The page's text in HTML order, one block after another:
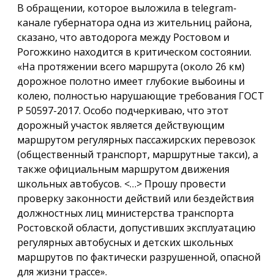
В обращении, которое выложила в telegram-
канале губернатора одна из жительниц района,
сказано, что автодорога между Ростовом и
Рогожкино находится в критическом состоянии.
«На протяжении всего маршрута (около 26 км)
дорожное полотно имеет глубокие выбоины и
колею, полностью нарушающие требования ГОСТ
Р 50597-2017. Особо подчеркиваю, что этот
дорожный участок является действующим
маршрутом регулярных пассажирских перевозок
(общественный транспорт, маршрутные такси), а
также официальным маршрутом движения
школьных автобусов. <…> Прошу провести
проверку законности действий или бездействия
должностных лиц министерства транспорта
Ростовской области, допустивших эксплуатацию
регулярных автобусных и детских школьных
маршрутов по фактически разрушенной, опасной
для жизни трассе».